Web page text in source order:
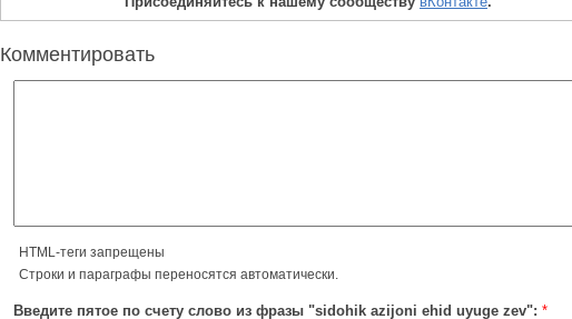
Комментировать
HTML-теги запрещены
Строки и параграфы переносятся автоматически.
Введите пятое по счету слово из фразы "sidohik azijoni ehid uyuge zev": *